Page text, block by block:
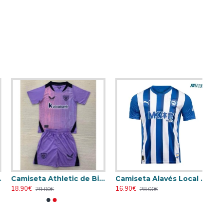
Camiseta Athletic de Bilbao 2024/2025 Alternativo Niño Kit
18.90€ 29.00€
Camiseta Alavés Local 2025/2026 Azul/Blanco con Parche La Liga
16.90€ 28.00€